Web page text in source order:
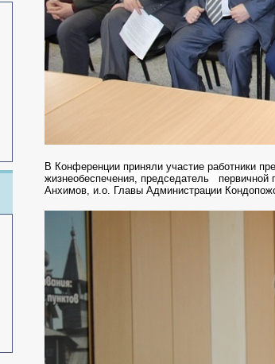
В Конференции приняли участие работники
жизнеобеспечения, председатель первичной
Анхимов, и.о. Главы Администрации